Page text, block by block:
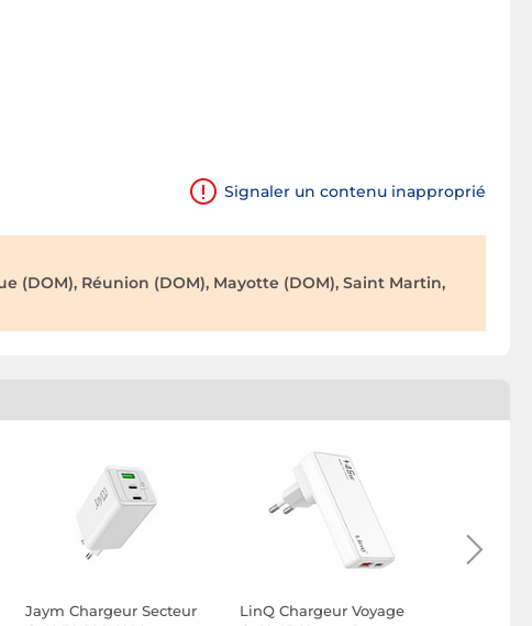
Signaler un contenu inapproprié
(DOM), Réunion (DOM), Mayotte (DOM), Saint Martin,
Jaym Chargeur Secteur
LinQ Chargeur Voyage